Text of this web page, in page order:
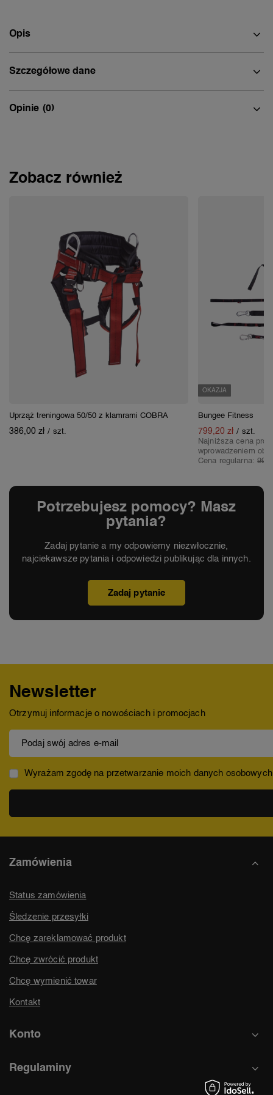
Opis
Szczegółowe dane
Opinie (0)
Zobacz również
Uprząż treningowa 50/50 z klamrami COBRA
386,00 zł / szt.
OKAZJA
Bungee Fitness
799,20 zł / szt.
Najniższa cena
wprowadzeniem
Cena regularna:
Potrzebujesz pomocy? Masz
pytania?
Zadaj pytanie a my odpowiemy niezwłocznie,
najciekawsze pytania i odpowiedzi publikując dla innych.
Zadaj pytanie
Newsletter
Otrzymuj informacje o nowościach i promocjach
Podaj swój adres e-mail
Wyrażam zgodę na przetwarzanie moich danych
Zamówienia
Status zamówienia
Śledzenie przesyłki
Chcę zareklamować produkt
Chcę zwrócić produkt
Chcę wymienić towar
Kontakt
Konto
Regulaminy